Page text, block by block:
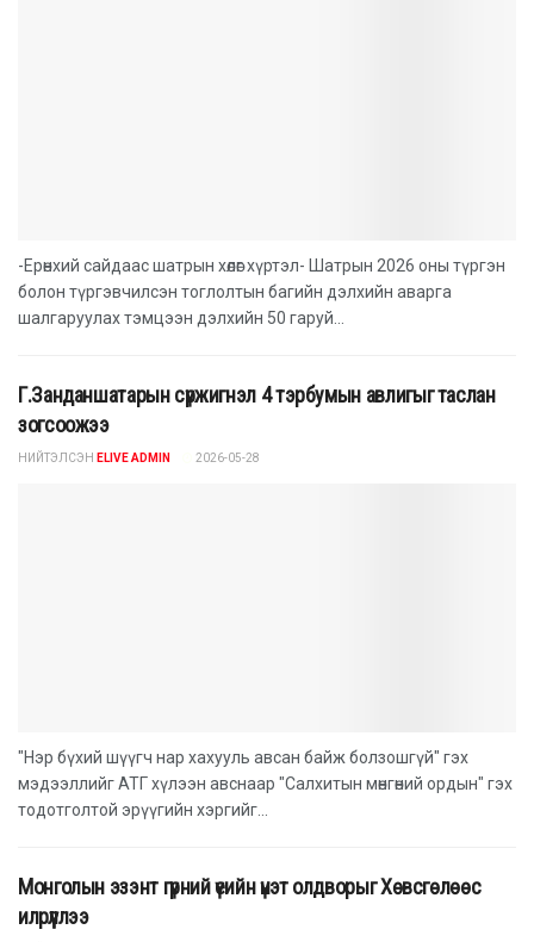
-Ерөнхий сайдаас шатрын хөлөг хүртэл- Шатрын 2026 оны түргэн
болон түргэвчилсэн тоглолтын багийн дэлхийн аварга
шалгаруулах тэмцээн дэлхийн 50 гаруй...
Г.Занданшатарын сүржигнэл 4 тэрбумын авлигыг таслан
зогсоожээ
НИЙТЭЛСЭН ELIVE ADMIN 2026-05-28
"Нэр бүхий шүүгч нар хахууль авсан байж болзошгүй" гэх
мэдээллийг АТГ хүлээн авснаар "Салхитын мөнгөний ордын" гэх
тодотголтой эрүүгийн хэргийг...
Монголын эзэнт гүрний үеийн үнэт олдворыг Хөвсгөлөөс
илрүүллээ